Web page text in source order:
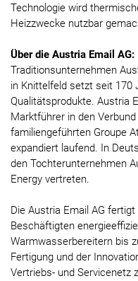
Technologie wird
Heizzwecke nutzbar
Über die Austria Email AG:
Traditionsunternehmen
in Knittelfeld setzt seit 170
Qualitätsprodukte. Austria
Marktführer in den
familiengeführten Groupe
expandiert laufend. In
den Tochterunternehmen
Energy vertreten.
Die Austria Email AG
Beschäftigten
Warmwasserbereitern bis
Fertigung und der
Vertriebs- und Servicenetz